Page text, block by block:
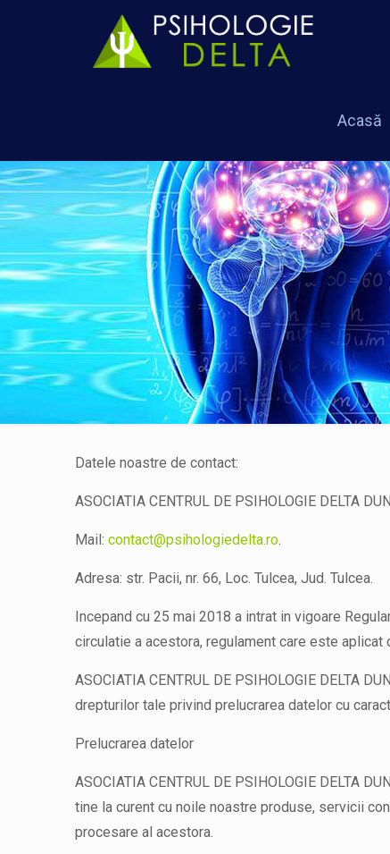
Acasă
Datele noastre de contact:
ASOCIATIA CENTRUL DE PSIHOLOGIE DELTA
Mail: contact@psihologiedelta.ro.
Adresa: str. Pacii, nr. 66, Loc. Tulcea, Jud. Tulcea.
Incepand cu 25 mai 2018 a intrat in vigoare
circulatie a acestora, regulament care este aplicat
ASOCIATIA CENTRUL DE PSIHOLOGIE DELTA
drepturilor tale privind prelucrarea datelor cu
Prelucrarea datelor
ASOCIATIA CENTRUL DE PSIHOLOGIE DELTA
tine la curent cu noile noastre produse, servicii
procesare al acestora.